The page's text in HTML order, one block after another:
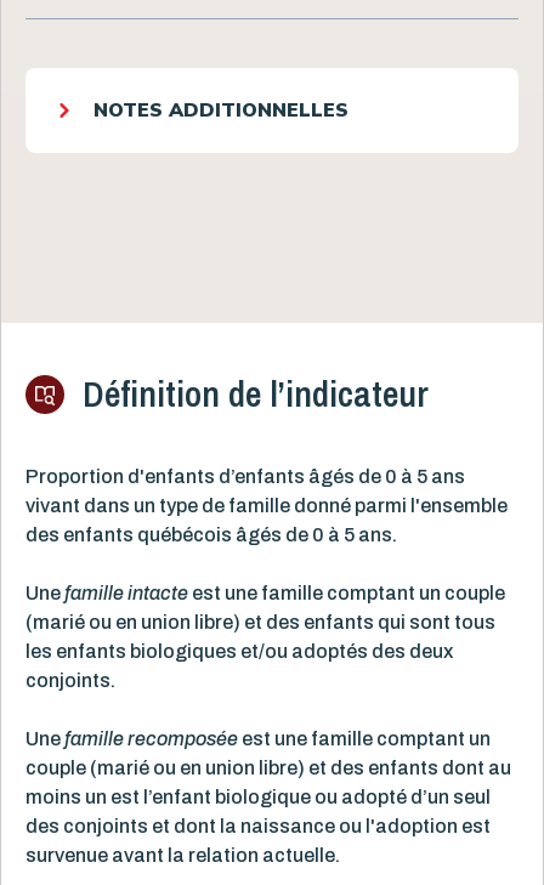
NOTES ADDITIONNELLES
Définition de l’indicateur
Proportion d'enfants d’enfants âgés de 0 à 5 ans
vivant dans un type de famille donné parmi l'ensemble
des enfants québécois âgés de 0 à 5 ans.
Une famille intacte est une famille comptant un couple
(marié ou en union libre) et des enfants qui sont tous
les enfants biologiques et/ou adoptés des deux
conjoints.
Une famille recomposée est une famille comptant un
couple (marié ou en union libre) et des enfants dont au
moins un est l’enfant biologique ou adopté d’un seul
des conjoints et dont la naissance ou l'adoption est
survenue avant la relation actuelle.